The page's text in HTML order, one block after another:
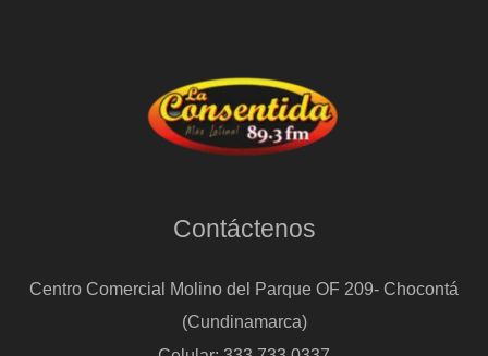
Contáctenos
Centro Comercial Molino del Parque OF 209- Chocontá
(Cundinamarca)